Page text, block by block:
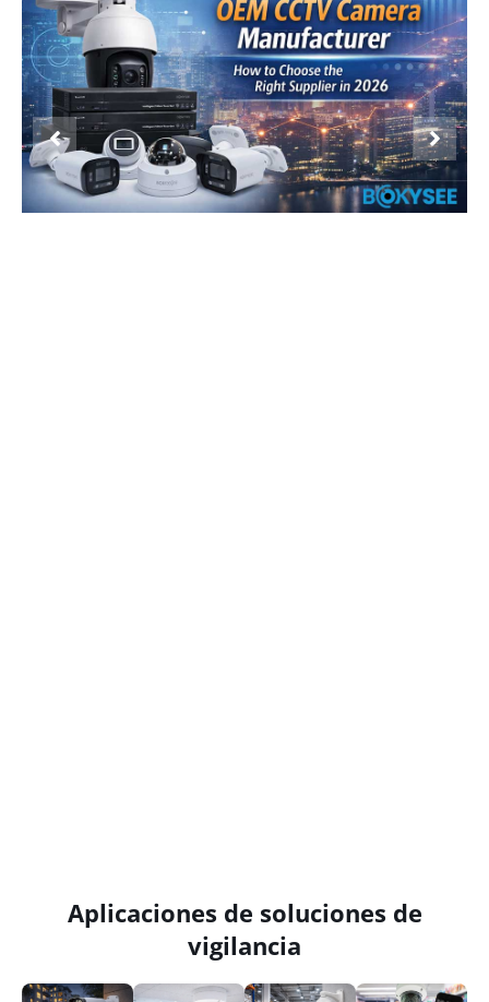
Aplicaciones de soluciones de
vigilancia